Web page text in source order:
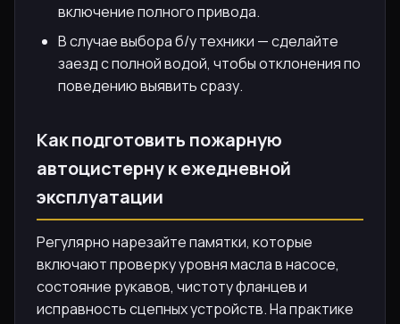
включение полного привода.
В случае выбора б/у техники — сделайте
заезд с полной водой, чтобы отклонения по
поведению выявить сразу.
Как подготовить пожарную
автоцистерну к ежедневной
эксплуатации
Регулярно нарезайте памятки, которые
включают проверку уровня масла в насосе,
состояние рукавов, чистоту фланцев и
исправность сцепных устройств. На практике